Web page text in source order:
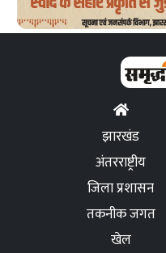
झारखंड
अंतरराष्ट्रीय
जिला प्रशासन
तकनीक जगत
खेल